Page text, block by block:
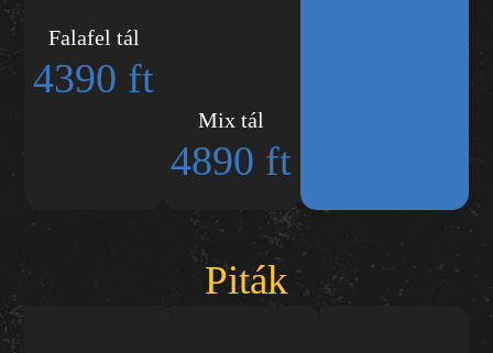
Falafel tál
4390 ft
Mix tál
4890 ft
Piták